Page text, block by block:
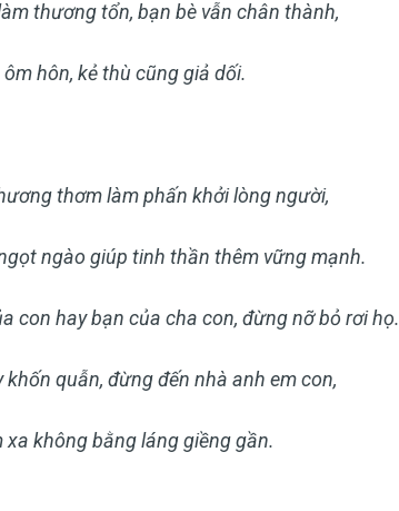
thương tổn, bạn bè vẫn chân thành,
hôn, kẻ thù cũng giả dối.
thơm làm phấn khởi lòng người,
ngào giúp tinh thần thêm vững mạnh.
con hay bạn của cha con, đừng nỡ bỏ rơi họ.
khốn quẫn, đừng đến nhà anh em con,
xa không bằng láng giềng gần.